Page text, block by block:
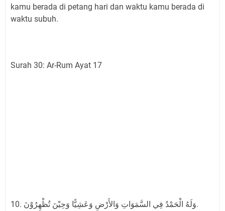
kamu berada di petang hari dan waktu kamu berada di
waktu subuh.
Surah 30: Ar-Rum Ayat 17
10. وَلَهُ الْحَمْدُ فِي السَّمَوَاتِ وَالأَرْضِ وَعَشِيًّا وَحِيْنَ تُظْهِرُوْنَ.